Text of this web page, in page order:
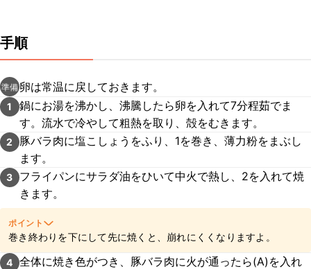
手順
準備 卵は常温に戻しておきます。
1
鍋にお湯を沸かし、沸騰したら卵を入れて7分程茹でま
す。流水で冷やして粗熱を取り、殻をむきます。
2
豚バラ肉に塩こしょうをふり、1を巻き、薄力粉をまぶし
ます。
3
フライパンにサラダ油をひいて中火で熱し、2を入れて焼
きます。
ポイント
巻き終わりを下にして先に焼くと、崩れにくくなりますよ。
4 全体に焼き色がつき、豚バラ肉に火が通ったら(A)を入れ